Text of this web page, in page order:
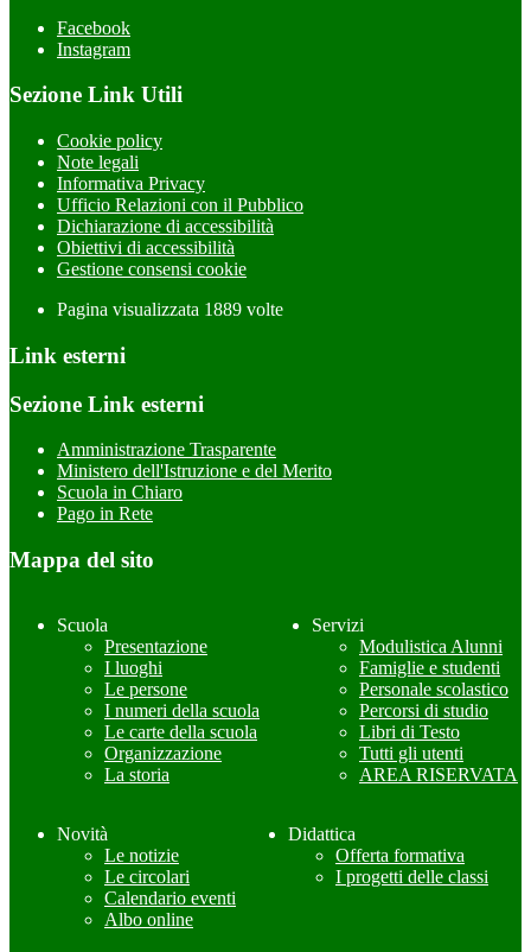
Facebook
Instagram
Sezione Link Utili
Cookie policy
Note legali
Informativa Privacy
Ufficio Relazioni con il Pubblico
Dichiarazione di accessibilità
Obiettivi di accessibilità
Gestione consensi cookie
Pagina visualizzata 1889 volte
Link esterni
Sezione Link esterni
Amministrazione Trasparente
Ministero dell'Istruzione e del Merito
Scuola in Chiaro
Pago in Rete
Mappa del sito
Scuola
Presentazione
I luoghi
Le persone
I numeri della scuola
Le carte della scuola
Organizzazione
La storia
Servizi
Modulistica Alunni
Famiglie e studenti
Personale scolastico
Percorsi di studio
Libri di Testo
Tutti gli utenti
AREA RISERVATA
Novità
Le notizie
Le circolari
Calendario eventi
Albo online
Didattica
Offerta formativa
I progetti delle classi